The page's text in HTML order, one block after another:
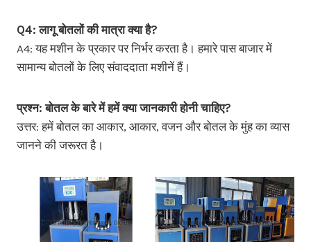
Q4: लागू बोतलों की मात्रा क्या है?
A4: यह मशीन के प्रकार पर निर्भर करता है। हमारे पास बाजार में
सामान्य बोतलों के लिए संवाददाता मशीनें हैं।
प्रश्न: बोतल के बारे में हमें क्या जानकारी होनी चाहिए?
उत्तर: हमें बोतल का आकार, आकार, वजन और बोतल के मुंह का व्यास
जानने की जरूरत है।